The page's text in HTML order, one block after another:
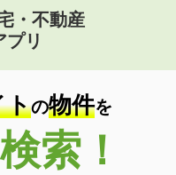
・不動産
プリ
トの物件を
索！